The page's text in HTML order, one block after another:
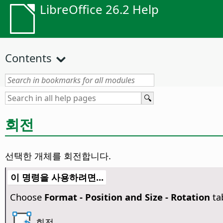
LibreOffice 26.2 Help
Contents
회전
선택한 개체를 회전합니다.
이 명령을 사용하려면...
Choose Format - Position and Size - Rotation